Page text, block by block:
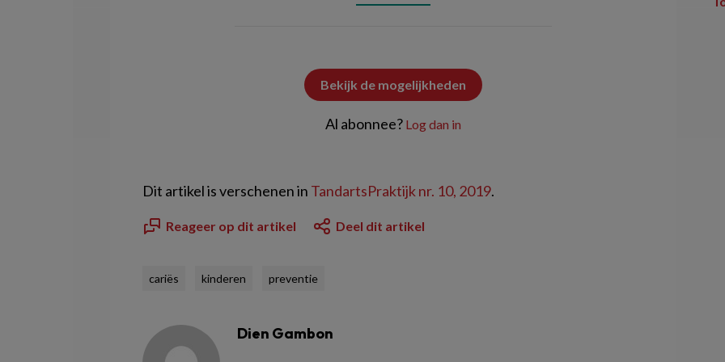
Bekijk de mogelijkheden
Al abonnee? Log dan in
Dit artikel is verschenen in TandartsPraktijk nr. 10, 2019.
Reageer op dit artikel Deel dit artikel
cariës kinderen preventie
Dien Gambon